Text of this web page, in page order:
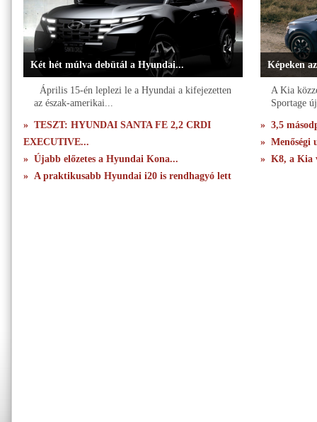
Két hét múlva debütál a Hyundai...
Április 15-én leplezi le a Hyundai a kifejezetten
az észak-amerikai...
» TESZT: HYUNDAI SANTA FE 2,2 CRDI
EXECUTIVE...
» Újabb előzetes a Hyundai Kona...
» A praktikusabb Hyundai i20 is rendhagyó lett
Képeken
A Kia
Sportage
» 3,5
» Menőségi
» K8, a Kia